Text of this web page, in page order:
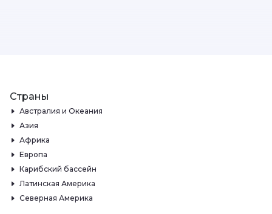
Страны
Австралия и Океания
Азия
Африка
Европа
Карибский бассейн
Латинская Америка
Северная Америка